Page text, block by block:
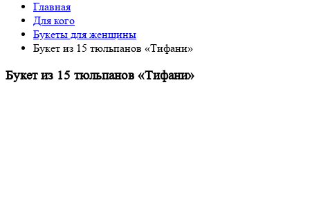
Главная
Для кого
Букеты для женщины
Букет из 15 тюльпанов «Тифани»
Букет из 15 тюльпанов «Тифани»